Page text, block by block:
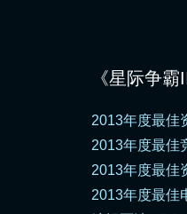
《星际争
2013年度最佳
2013年度最佳
2013年度最佳
2013年度最佳